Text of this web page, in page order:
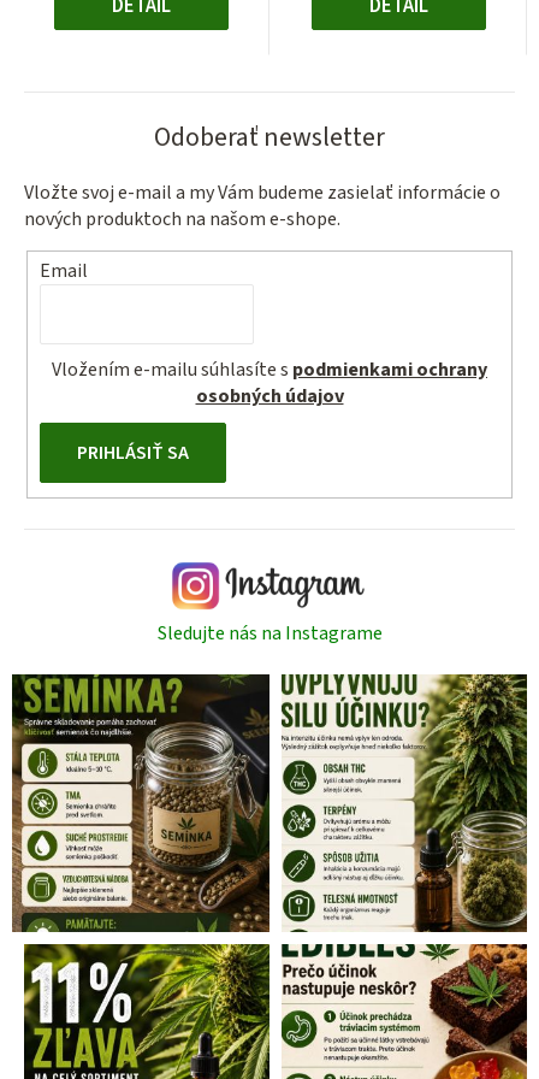
Odoberať newsletter
Vložte svoj e-mail a my Vám budeme zasielať informácie o
nových produktoch na našom e-shope.
Email
Vložením e-mailu súhlasíte s podmienkami ochrany
osobných údajov
PRIHLÁSIŤ SA
Sledujte nás na Instagrame